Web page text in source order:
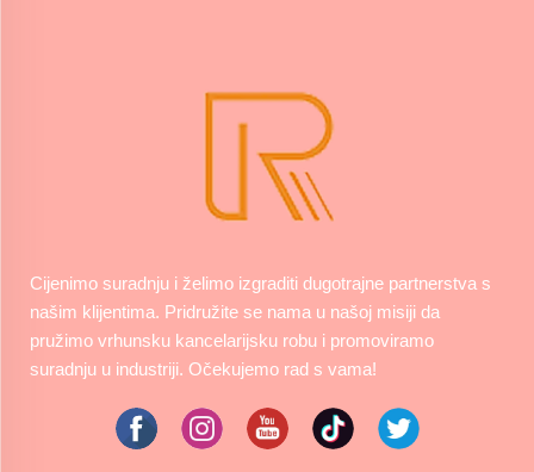
Cijenimo suradnju i želimo izgraditi dugotrajne partnerstva s
našim klijentima. Pridružite se nama u našoj misiji da
pružimo vrhunsku kancelarijsku robu i promoviramo
suradnju u industriji. Očekujemo rad s vama!